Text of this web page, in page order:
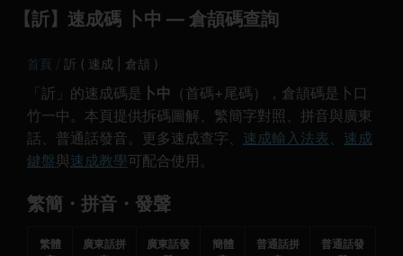
【訢】速成碼 卜中 — 倉頡碼查詢
首頁 訢 ( 速成 | 倉頡 )
「訢」的速成碼是 卜中 （首碼+尾碼），倉頡碼是卜口
竹一中。本頁提供拆碼圖解、繁簡字對照、拼音與廣東
話、普通話發音。更多速成查字、 速成輸入法表、 速成
鍵盤與速成教學可配合使用。
繁簡・拼音・發聲
繁體
廣東話拼
廣東話發
簡體
普通話拼
普通話發